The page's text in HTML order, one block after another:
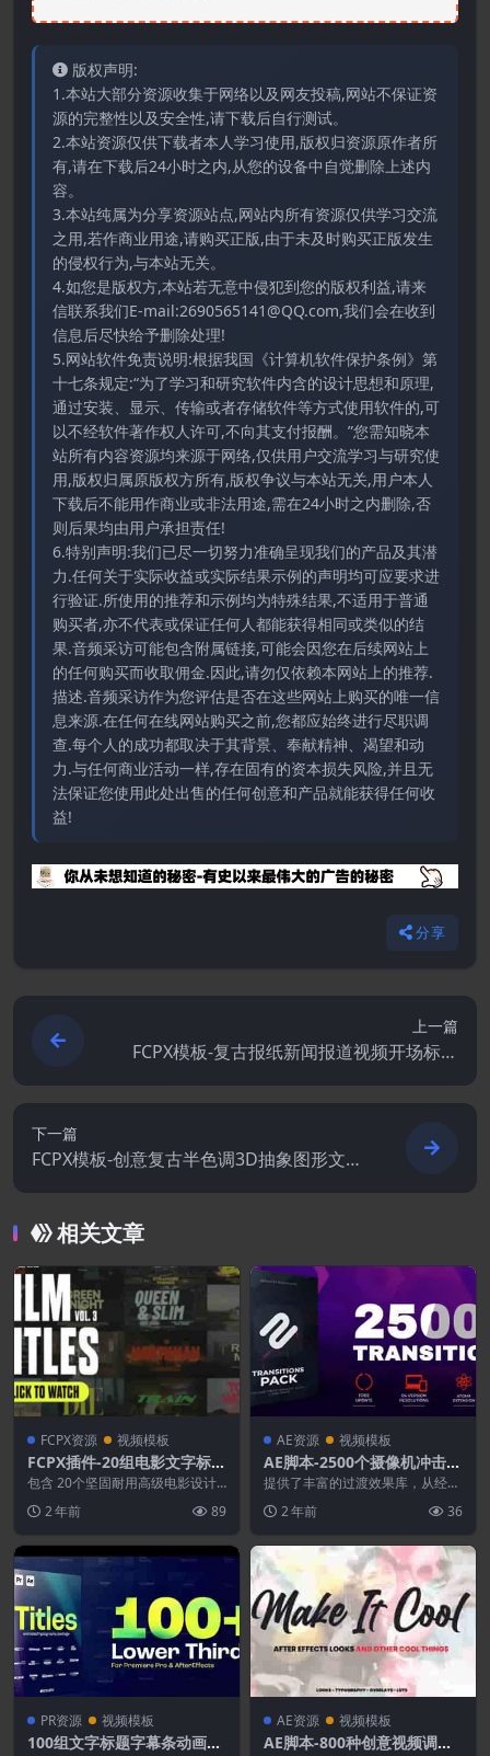
版权声明:
1.本站大部分资源收集于网络以及网友投稿,网站不保证资
源的完整性以及安全性,请下载后自行测试。
2.本站资源仅供下载者本人学习使用,版权归资源原作者所
有,请在下载后24小时之内,从您的设备中自觉删除上述内
容。
3.本站纯属为分享资源站点,网站内所有资源仅供学习交流
之用,若作商业用途,请购买正版,由于未及时购买正版发生
的侵权行为,与本站无关。
4.如您是版权方,本站若无意中侵犯到您的版权利益,请来
信联系我们E-mail:2690565141@QQ.com,我们会在收到
信息后尽快给予删除处理!
5.网站软件免责说明:根据我国《计算机软件保护条例》第
十七条规定:“为了学习和研究软件内含的设计思想和原理,
通过安装、显示、传输或者存储软件等方式使用软件的,可
以不经软件著作权人许可,不向其支付报酬。”您需知晓本
站所有内容资源均来源于网络,仅供用户交流学习与研究使
用,版权归属原版权方所有,版权争议与本站无关,用户本人
下载后不能用作商业或非法用途,需在24小时之内删除,否
则后果均由用户承担责任!
6.特别声明:我们已尽一切努力准确呈现我们的产品及其潜
力.任何关于实际收益或实际结果示例的声明均可应要求进
行验证.所使用的推荐和示例均为特殊结果,不适用于普通
购买者,亦不代表或保证任何人都能获得相同或类似的结
果.音频采访可能包含附属链接,可能会因您在后续网站上
的任何购买而收取佣金.因此,请勿仅依赖本网站上的推荐.
描述.音频采访作为您评估是否在这些网站上购买的唯一信
息来源.在任何在线网站购买之前,您都应始终进行尽职调
查.每个人的成功都取决于其背景、奉献精神、渴望和动
力.与任何商业活动一样,存在固有的资本损失风险,并且无
法保证您使用此处出售的任何创意和产品就能获得任何收
益!
分享
上一篇
FCPX模板-复古报纸新闻报道视频开场标题
下一篇
FCPX模板-创意复古半色调3D抽象图形文本
相关文章
FCPX资源 视频模板
FCPX插件-20组电影文字标题
排版视觉设计
包含 20个坚固耐用高级电影设计
选择的编辑软件中无...
2 年前 89
AE资源 视频模板
AE脚本-2500个摄像机冲击缩
放图形切割纸张定格故障笔刷
水墨视频转场预设
提供了丰富的过渡效果库，从经典
渡。无论您是制作电影杰...
2 年前 36
PR资源 视频模板
100组文字标题字幕条动画PR
AE资源 视频模板
AE脚本-800种创意视频调色